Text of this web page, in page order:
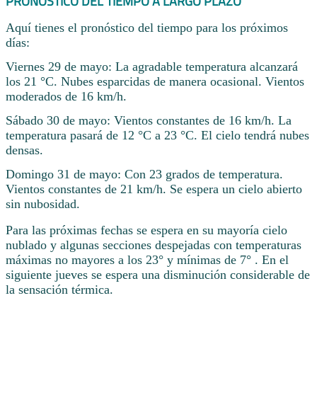
Aquí tienes el pronóstico del tiempo para los próximos
días:
Viernes 29 de mayo: La agradable temperatura alcanzará
los 21 °C. Nubes esparcidas de manera ocasional. Vientos
moderados de 16 km/h.
Sábado 30 de mayo: Vientos constantes de 16 km/h. La
temperatura pasará de 12 °C a 23 °C. El cielo tendrá nubes
densas.
Domingo 31 de mayo: Con 23 grados de temperatura.
Vientos constantes de 21 km/h. Se espera un cielo abierto
sin nubosidad.
Para las próximas fechas se espera en su mayoría cielo
nublado y algunas secciones despejadas con temperaturas
máximas no mayores a los 23° y mínimas de 7° . En el
siguiente jueves se espera una disminución considerable de
la sensación térmica.